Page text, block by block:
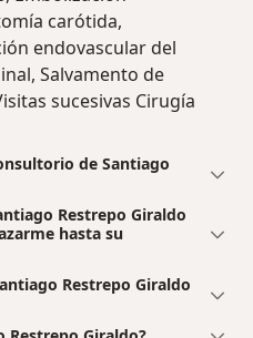
carótida,
endovascular del
Salvamento de
sucesivas Cirugía
de Santiago
Restrepo Giraldo
hasta su
Restrepo Giraldo